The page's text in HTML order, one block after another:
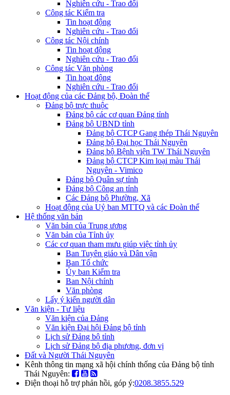
Nghiên cứu - Trao đổi
Công tác Kiểm tra
Tin hoạt động
Nghiên cứu - Trao đổi
Công tác Nội chính
Tin hoạt động
Nghiên cứu - Trao đổi
Công tác Văn phòng
Tin hoạt động
Nghiên cứu - Trao đổi
Hoạt động của các Đảng bộ, Đoàn thể
Đảng bộ trực thuộc
Đảng bộ các cơ quan Đảng tỉnh
Đảng bộ UBND tỉnh
Đảng bộ CTCP Gang thép Thái Nguyên
Đảng bộ Đại học Thái Nguyên
Đảng bộ Bệnh viện TW Thái Nguyên
Đảng bộ CTCP Kim loại màu Thái
Nguyên - Vimico
Đảng bộ Quân sự tỉnh
Đảng bộ Công an tỉnh
Các Đảng bộ Phường, Xã
Hoạt động của Uỷ ban MTTQ và các Đoàn thể
Hệ thống văn bản
Văn bản của Trung ương
Văn bản của Tỉnh ủy
Các cơ quan tham mưu giúp việc tỉnh ủy
Ban Tuyên giáo và Dân vận
Ban Tổ chức
Ủy ban Kiểm tra
Ban Nội chính
Văn phòng
Lấy ý kiến người dân
Văn kiện - Tư liệu
Văn kiện của Đảng
Văn kiện Đại hội Đảng bộ tỉnh
Lịch sử Đảng bộ tỉnh
Lịch sử Đảng bộ địa phương, đơn vị
Đất và Người Thái Nguyên
Kênh thông tin mạng xã hội chính thống của Đảng bộ tỉnh
Thái Nguyên:
Điện thoại hỗ trợ phản hồi, góp ý:0208.3855.529